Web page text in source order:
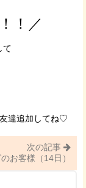
！／
て
達追加してね♡
次の記事
お客様（14日）